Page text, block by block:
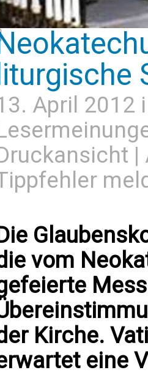
liturgische
April 2012
|
vom
Kirche.
eine